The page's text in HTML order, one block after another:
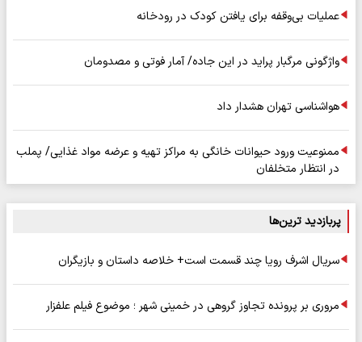
عملیات بی‌وقفه برای یافتن کودک در رودخانه
واژگونی مرگبار پراید در این جاده/ آمار فوتی و مصدومان
هواشناسی تهران هشدار داد
ممنوعیت ورود حیوانات خانگی به مراکز تهیه و عرضه مواد غذایی/ پملب
در انتظار متخلفان
پربازدید ترین‌ها
سریال اشرف رویا چند قسمت است+ خلاصه داستان و بازیگران
مروری بر پرونده تجاوز گروهی در خمینی شهر ؛ موضوع فیلم علفزار